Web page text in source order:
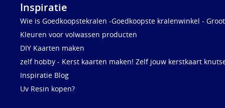
Inspiratie
Wie is Goedkoopstekralen -Goedkoopste kralenwinkel -
Kleuren voor volwassen producten
DIY Kaarten maken
zelf hobby - Kerst kaarten maken! Zelf jouw kerstkaart
Inspiratie Blog
Uv Resin kopen?